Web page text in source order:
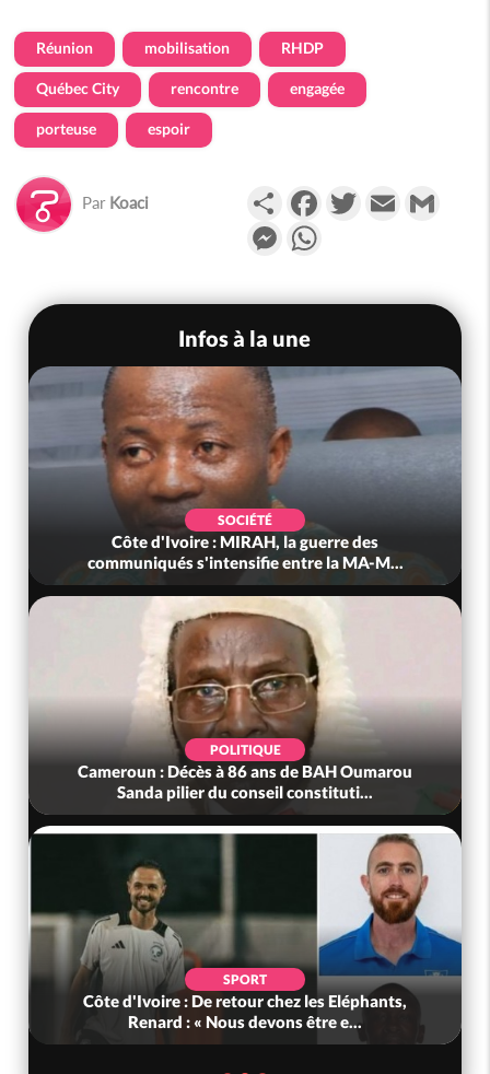
Réunion mobilisation RHDP
Québec City rencontre engagée
porteuse espoir
Par Koaci PartagerFacebookTwitterEmail
Messenger
Infos à la une
SOCIÉTÉ
Côte d'Ivoire : MIRAH, la guerre des
communiqués s'intensifie entre la MA-M...
POLITIQUE
Cameroun : Décès à 86 ans de BAH Oumarou
Sanda pilier du conseil constituti...
SPORT
Côte d'Ivoire : De retour chez les Eléphants,
Renard : « Nous devons être e...